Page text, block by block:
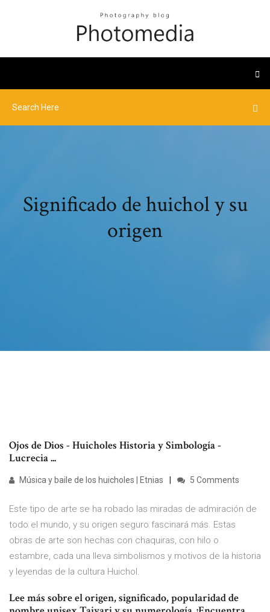
Significado de huichol y su
origen
Ojos de Dios - Huicholes Historia y Simbología -
Lucrecia ...
Música y baile de los huicholes | Etnias 5 Comments
Este tipo de arte se ha robado las miradas de admiración de
todo el mundo, y su origen seguro fascinará más. Estas
obras de arte son hechas con chaquiras, con hilo o
estambre, cada una lleva simbolismos y motivos de la historia
y leyendas de la cultura Huichol.
Lee más sobre el origen, significado, popularidad de